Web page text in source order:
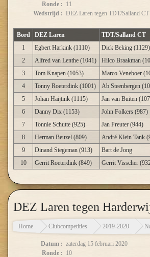
Ronde : 11
Wedstrijd : DEZ Laren tegen TDT/Salland CT
Bord DEZ Laren TDT/Salland CT
1
Egbert Harkink (1110) Dick Beking (1129)
2
Alfred van Lenthe (1041) Hilco Braakman
3
Tom Knapen (1053) Marco Veneboer
4
Tonny Roeterdink (1001) Ab Steenbergen
5
Johan Haijtink (1115) Jan van Buiten
6
Danny Dix (1153) John Folkers (987)
7
Tonnie Schutte (925) Jan Preuter (944)
8
Herman Beuzel (809) André Klein Tank
9
Dinand Stegeman (913) Bart de Jong
10
Gerrit Roeterdink (849) Gerrit Visscher
DEZ Laren tegen
Home Clubcompetities 2019-2020
Datum : zaterdag 15 februari 2020
Ronde : 10